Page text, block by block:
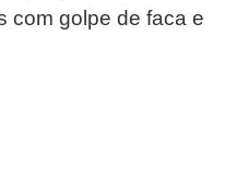
com golpe de faca e